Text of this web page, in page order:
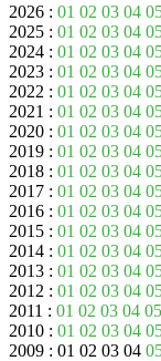
2026 : 01 02 03 04
2025 : 01 02 03 04
2024 : 01 02 03 04
2023 : 01 02 03 04
2022 : 01 02 03 04
2021 : 01 02 03 04
2020 : 01 02 03 04
2019 : 01 02 03 04
2018 : 01 02 03 04
2017 : 01 02 03 04
2016 : 01 02 03 04
2015 : 01 02 03 04
2014 : 01 02 03 04
2013 : 01 02 03 04
2012 : 01 02 03 04
2011 : 01 02 03 04 05
2010 : 01 02 03 04
2009 : 01 02 03 04